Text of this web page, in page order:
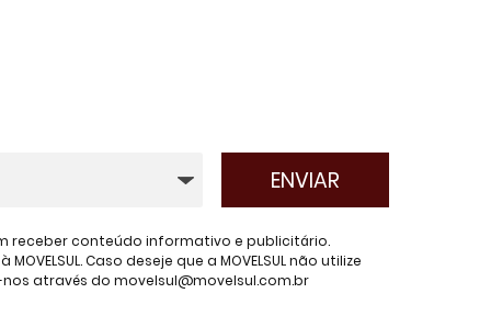
receber conteúdo informativo e publicitário.
Caso deseje que a MOVELSUL não utilize
através do movelsul@movelsul.com.br